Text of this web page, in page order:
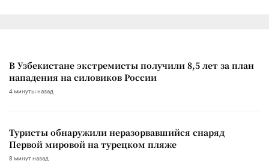
В Узбекистане экстремисты получили 8,5 лет за план
нападения на силовиков России
4 минуты назад
Туристы обнаружили неразорвавшийся снаряд
Первой мировой на турецком пляже
8 минут назад